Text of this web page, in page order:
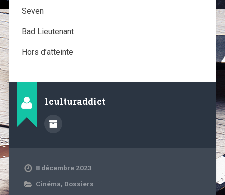
Seven
Bad Lieutenant
Hors d’atteinte
1culturaddict
8 décembre 2023
Cinéma, Dossiers